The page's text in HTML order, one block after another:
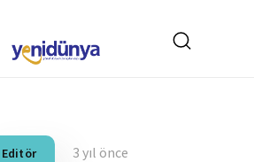
Editör 3 yıl önce